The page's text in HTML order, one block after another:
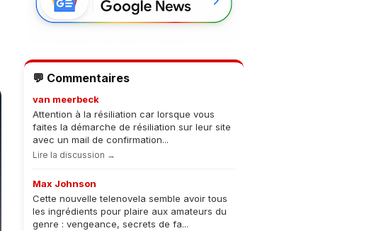
💬 Commentaires
van meerbeck
Attention à la résiliation car lorsque vous
faites la démarche de résiliation sur leur site
avec un mail de confirmation...
Lire la discussion →
Max Johnson
Cette nouvelle telenovela semble avoir tous
les ingrédients pour plaire aux amateurs du
genre : vengeance, secrets de fa...